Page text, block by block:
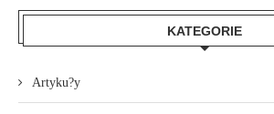
KATEGORIE
Artyku?y